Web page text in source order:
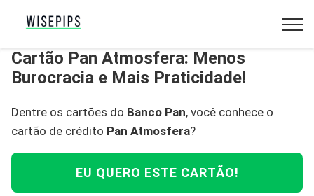
Cartão Pan Atmosfera: Menos
Burocracia e Mais Praticidade!
Dentre os cartões do Banco Pan, você conhece o
cartão de crédito Pan Atmosfera?
EU QUERO ESTE CARTÃO!